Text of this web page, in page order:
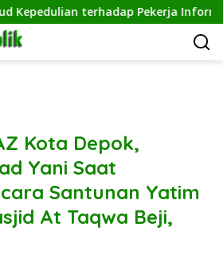
terhadap Pekerja Informal
Kota Depok,
Yani Saat
Santunan Yatim
At Taqwa Beji,